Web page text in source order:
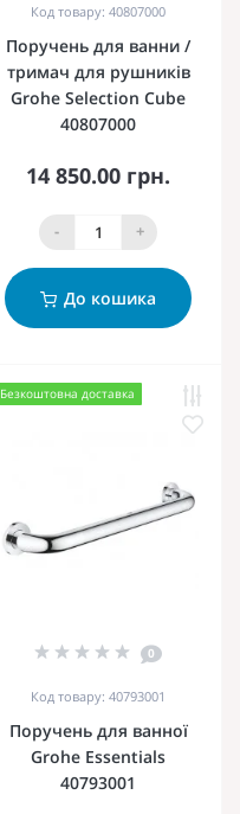
Код товару: 40807000
Поручень для ванни /
тримач для рушників
Grohe Selection Cube
40807000
14 850.00 грн.
- +
До кошика
Безкоштовна доставка
0
Код товару: 40793001
Поручень для ванної
Grohe Essentials
40793001